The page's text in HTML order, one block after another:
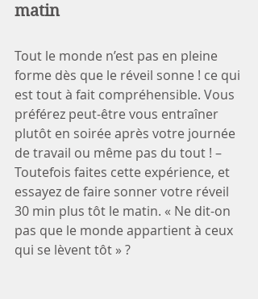
matin
Tout le monde n’est pas en pleine
forme dès que le réveil sonne ! ce qui
est tout à fait compréhensible. Vous
préférez peut-être vous entraîner
plutôt en soirée après votre journée
de travail ou même pas du tout ! –
Toutefois faites cette expérience, et
essayez de faire sonner votre réveil
30 min plus tôt le matin. « Ne dit-on
pas que le monde appartient à ceux
qui se lèvent tôt » ?